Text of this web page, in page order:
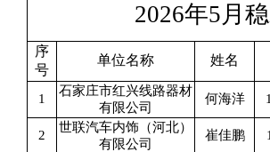
2026年5月
序
号
单位名称 姓名
1
石家庄市红兴线路器材
有限公司
何海洋
2
世联汽车内饰（河北）
有限公司
崔佳鹏